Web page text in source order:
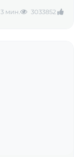
3 мин. 3033852